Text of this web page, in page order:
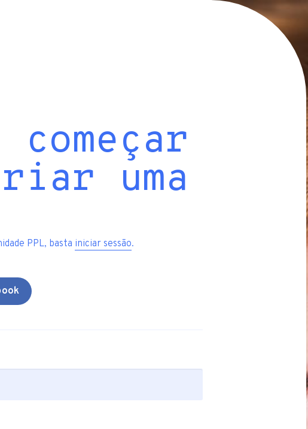
começar
uma
PPL, basta iniciar sessão.